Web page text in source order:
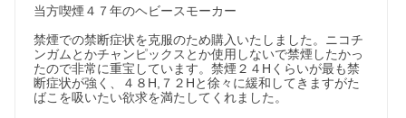
当方喫煙４７年のヘビースモーカー
禁煙での禁断症状を克服のため購入いたしました。ニコチ
ンガムとかチャンピックスとか使用しないで禁煙したかっ
たので非常に重宝しています。禁煙２４Hくらいが最も禁
断症状が強く、４８H,７２Hと徐々に緩和してきますがた
ばこを吸いたい欲求を満たしてくれました。